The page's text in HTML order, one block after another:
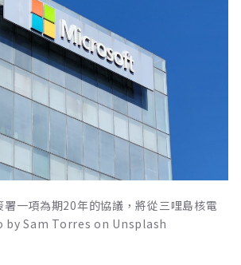
一項為期20年的協議，將從三哩島核電
by Sam Torres on Unsplash